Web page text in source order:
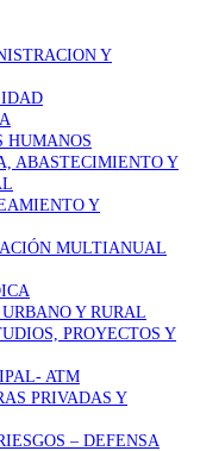
Y
HUMANOS
ABASTECIMIENTO Y
Y
MULTIANUAL
Y RURAL
PROYECTOS Y
ATM
PRIVADAS Y
– DEFENSA